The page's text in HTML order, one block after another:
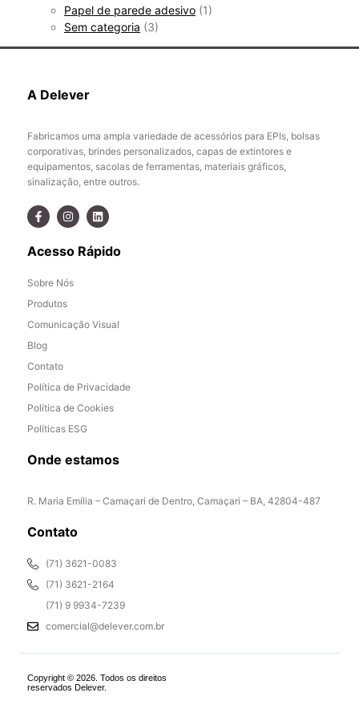
Papel de parede adesivo (1)
Sem categoria (3)
A Delever
Fabricamos uma ampla variedade de acessórios para EPIs, bolsas
corporativas, brindes personalizados, capas de extintores e
equipamentos, sacolas de ferramentas, materiais gráficos,
sinalização, entre outros.
Acesso Rápido
Sobre Nós
Produtos
Comunicação Visual
Blog
Contato
Política de Privacidade
Política de Cookies
Políticas ESG
Onde estamos
R. Maria Emília – Camaçari de Dentro, Camaçari – BA, 42804-487
Contato
(71) 3621-0083
(71) 3621-2164
(71) 9 9934-7239
comercial@delever.com.br
Copyright © 2026. Todos os direitos
reservados Delever.